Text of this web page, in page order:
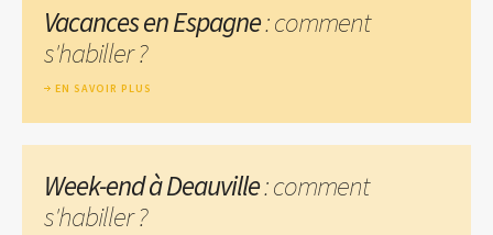
Vacances en Espagne: comment
s'habiller ?
EN SAVOIR PLUS
Week-end à Deauville: comment
s'habiller ?